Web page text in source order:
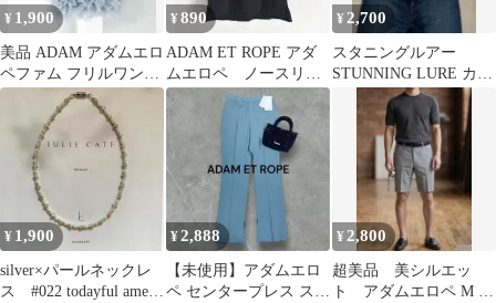
¥ 1,900
美品 ADAM アダムエロ
ペファム フリルワンシ
ョルダーバッグ サック
ス フリル
¥890
ADAM ET ROPE アダ
ムエロペ ノースリー
ブ リブカットソー ブラ
¥ 2,700
スタニングルアー
STUNNING LURE カッ
トソー ノースリーブ M
¥ 1,900
silver×パールネックレ
ス #022 todayful ameri
¥2,888
【未使用】アダムエロ
ペ センタープレス スリ
¥ 2,800
超美品 美シルエッ
ト アダムエロペ M リ